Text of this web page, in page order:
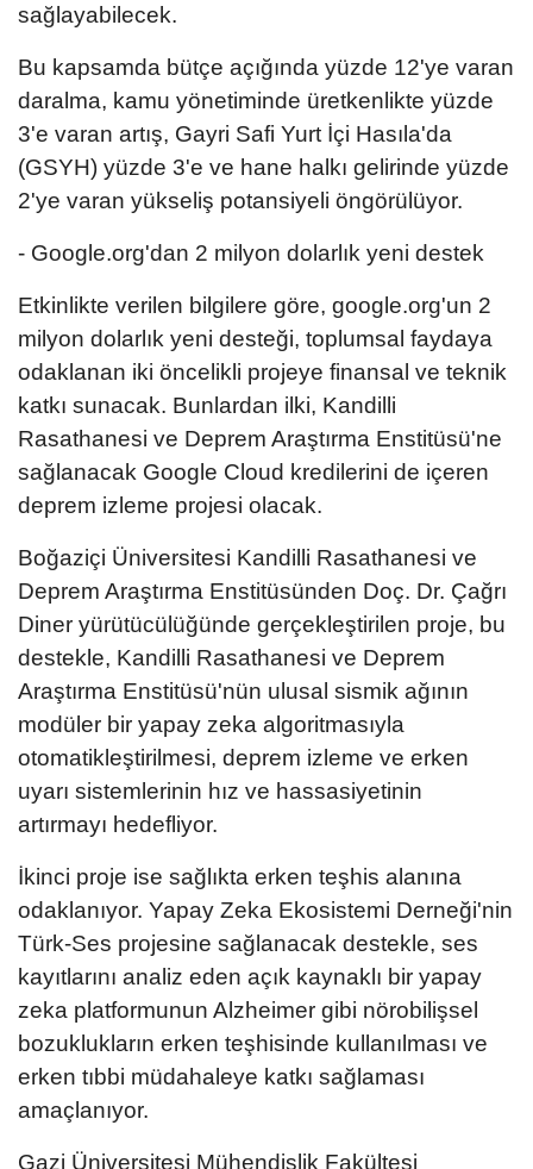
sağlayabilecek.
Bu kapsamda bütçe açığında yüzde 12'ye varan
daralma, kamu yönetiminde üretkenlikte yüzde
3'e varan artış, Gayri Safi Yurt İçi Hasıla'da
(GSYH) yüzde 3'e ve hane halkı gelirinde yüzde
2'ye varan yükseliş potansiyeli öngörülüyor.
- Google.org'dan 2 milyon dolarlık yeni destek
Etkinlikte verilen bilgilere göre, google.org'un 2
milyon dolarlık yeni desteği, toplumsal faydaya
odaklanan iki öncelikli projeye finansal ve teknik
katkı sunacak. Bunlardan ilki, Kandilli
Rasathanesi ve Deprem Araştırma Enstitüsü'ne
sağlanacak Google Cloud kredilerini de içeren
deprem izleme projesi olacak.
Boğaziçi Üniversitesi Kandilli Rasathanesi ve
Deprem Araştırma Enstitüsünden Doç. Dr. Çağrı
Diner yürütücülüğünde gerçekleştirilen proje, bu
destekle, Kandilli Rasathanesi ve Deprem
Araştırma Enstitüsü'nün ulusal sismik ağının
modüler bir yapay zeka algoritmasıyla
otomatikleştirilmesi, deprem izleme ve erken
uyarı sistemlerinin hız ve hassasiyetinin
artırmayı hedefliyor.
İkinci proje ise sağlıkta erken teşhis alanına
odaklanıyor. Yapay Zeka Ekosistemi Derneği'nin
Türk-Ses projesine sağlanacak destekle, ses
kayıtlarını analiz eden açık kaynaklı bir yapay
zeka platformunun Alzheimer gibi nörobilişsel
bozuklukların erken teşhisinde kullanılması ve
erken tıbbi müdahaleye katkı sağlaması
amaçlanıyor.
Gazi Üniversitesi Mühendislik Fakültesi